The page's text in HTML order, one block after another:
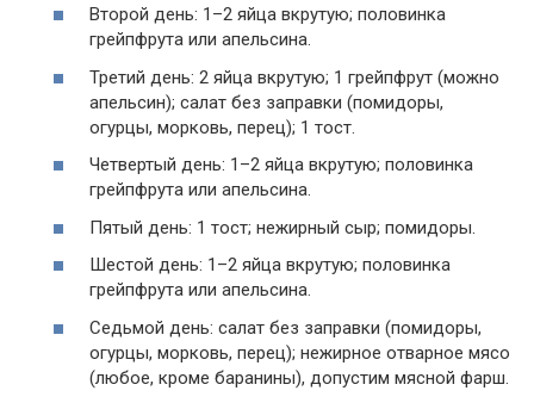
Второй день: 1–2 яйца вкрутую; половинка
грейпфрута или апельсина.
Третий день: 2 яйца вкрутую; 1 грейпфрут (можно
апельсин); салат без заправки (помидоры,
огурцы, морковь, перец); 1 тост.
Четвертый день: 1–2 яйца вкрутую; половинка
грейпфрута или апельсина.
Пятый день: 1 тост; нежирный сыр; помидоры.
Шестой день: 1–2 яйца вкрутую; половинка
грейпфрута или апельсина.
Седьмой день: салат без заправки (помидоры,
огурцы, морковь, перец); нежирное отварное мясо
(любое, кроме баранины), допустим мясной фарш.